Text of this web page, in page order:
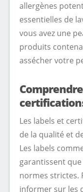
allergènes
essentielles de
vous avez une
produits
assécher votre
Les labels et
de la qualité et
Les labels
garantissent
normes strictes.
informer sur les